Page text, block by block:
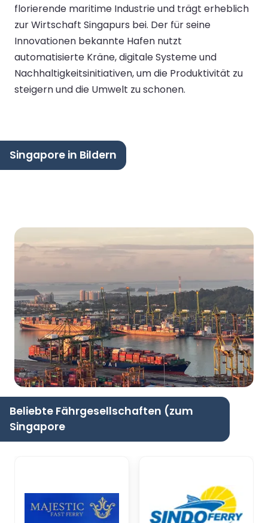
florierende maritime Industrie und trägt erheblich
zur Wirtschaft Singapurs bei. Der für seine
Innovationen bekannte Hafen nutzt
automatisierte Kräne, digitale Systeme und
Nachhaltigkeitsinitiativen, um die Produktivität zu
steigern und die Umwelt zu schonen.
Singapore in Bildern
Beliebte Fährgesellschaften (zum
Singapore